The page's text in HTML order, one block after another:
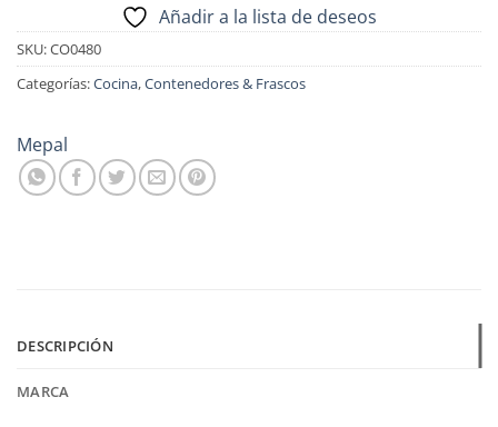
Añadir a la lista de deseos
SKU:CO0480
Categorías:Cocina,Contenedores & Frascos
Mepal
DESCRIPCIÓN
MARCA